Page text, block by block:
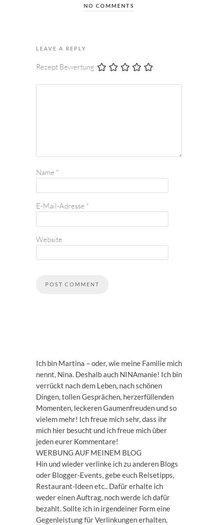
NO COMMENTS
LEAVE A REPLY
Rezept Bewertung
Name *
E-Mail-Adresse *
Website
Ich bin Martina – oder, wie meine Familie mich
nennt, Nina. Deshalb auch NINAmanie! Ich bin
verrückt nach dem Leben, nach schönen
Dingen, tollen Gesprächen, herzerfüllenden
Momenten, leckeren Gaumenfreuden und so
vielem mehr! Ich freue mich sehr, dass ihr
mich hier besucht und ich freue mich über
jeden eurer Kommentare!
WERBUNG AUF MEINEM BLOG
Hin und wieder verlinke ich zu anderen Blogs
oder Blogger-Events, gebe euch Reisetipps,
Restaurant-Ideen etc.. Dafür erhalte ich
weder einen Auftrag, noch werde ich dafür
bezahlt. Sollte ich in irgendeiner Form eine
Gegenleistung für Verlinkungen erhalten,